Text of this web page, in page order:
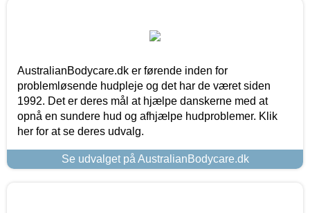
AustralianBodycare.dk er førende inden for
problemløsende hudpleje og det har de været siden
1992. Det er deres mål at hjælpe danskerne med at
opnå en sundere hud og afhjælpe hudproblemer. Klik
her for at se deres udvalg.
Se udvalget på AustralianBodycare.dk